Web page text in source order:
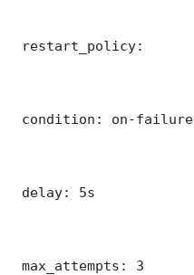
restart_policy:
condition: on-failure
delay: 5s
max_attempts: 3